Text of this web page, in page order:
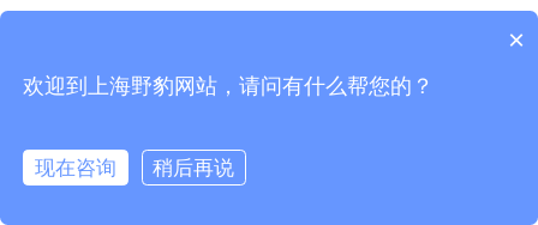
×
欢迎到上海野豹网站，请问有什么帮您的？
现在咨询
稍后再说
在线咨询